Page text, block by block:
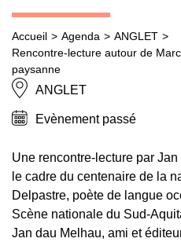
Accueil Agenda
ANGLET
Rencontre-lecture autour de
paysanne
ANGLET
Evènement passé
Une rencontre-lecture par
le cadre du centenaire de la
Delpastre, poète de langue
Scène nationale du Sud-
Jan dau Melhau, ami et